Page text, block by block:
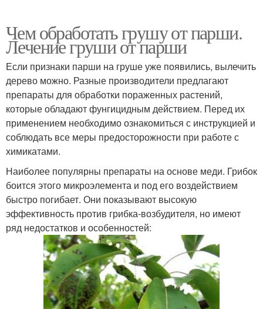
Чем обработать грушу от парши.
Лечение груши от парши
Если признаки парши на груше уже появились, вылечить
дерево можно. Разные производители предлагают
препараты для обработки пораженных растений,
которые обладают фунгицидным действием. Перед их
применением необходимо ознакомиться с инструкцией и
соблюдать все меры предосторожности при работе с
химикатами.
Наиболее популярны препараты на основе меди. Грибок
боится этого микроэлемента и под его воздействием
быстро погибает. Они показывают высокую
эффективность против грибка-возбудителя, но имеют
ряд недостатков и особенностей: